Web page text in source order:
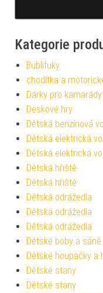
Kategorie
Bublifuky
chodítka a
Dárky pro
Deskové hry
Dětská benzínová
Dětská elektrická
Dětská elektrická
Dětská hřiště
Dětská hřiště
Dětská odrážedla
Dětská odrážedla
Dětská odrážedla
Dětské boby a sáně
Dětské houpačky a
Dětské stany
Dětské stany